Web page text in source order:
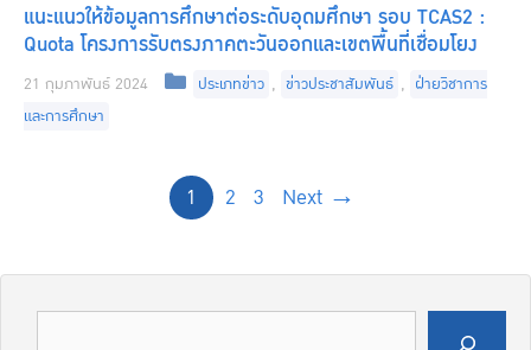
แนะแนวให้ข้อมูลการศึกษาต่อระดับอุดมศึกษา รอบ TCAS2 :
Quota โครงการรับตรงภาคตะวันออกและเขตพื้นที่เชื่อมโยง
21 กุมภาพันธ์ 2024 Categories
ประเภทข่าว , ข่าวประชาสัมพันธ์ , ฝ่ายวิชาการ
และการศึกษา
Page
1 Page
2 Page
3 Next →